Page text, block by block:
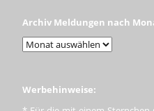
Archiv Meldungen nach
Werbehinweise: